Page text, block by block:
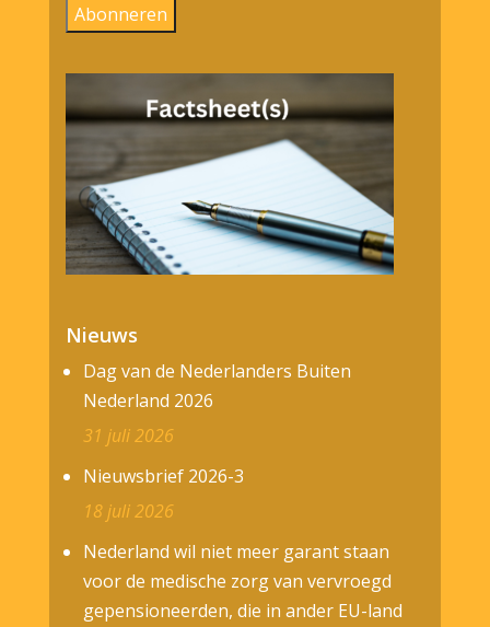
Abonneren
Nieuws
Dag van de Nederlanders Buiten
Nederland 2026
31 juli 2026
Nieuwsbrief 2026-3
18 juli 2026
Nederland wil niet meer garant staan
voor de medische zorg van vervroegd
gepensioneerden, die in ander EU-land